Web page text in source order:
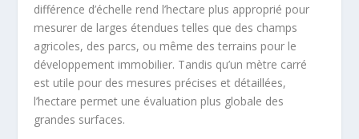
différence d’échelle rend l’hectare plus approprié pour
mesurer de larges étendues telles que des champs
agricoles, des parcs, ou même des terrains pour le
développement immobilier. Tandis qu’un mètre carré
est utile pour des mesures précises et détaillées,
l’hectare permet une évaluation plus globale des
grandes surfaces.